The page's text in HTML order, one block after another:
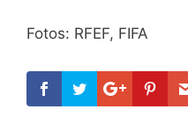
Fotos: RFEF, FIFA